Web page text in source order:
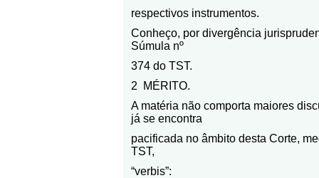
respectivos instrumentos.
Conheço, por divergência
Súmula nº
374 do TST.
2
MÉRITO.
A matéria não comporta maiores
já se encontra
pacificada no âmbito desta Corte,
TST,
“verbis”: